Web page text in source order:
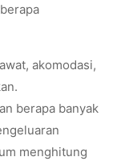
akomodasi,
berapa banyak
menghitung